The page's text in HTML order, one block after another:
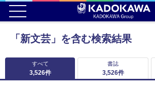
「新文芸」を含む検索結果
すべて
3,526件
書誌
3,526件